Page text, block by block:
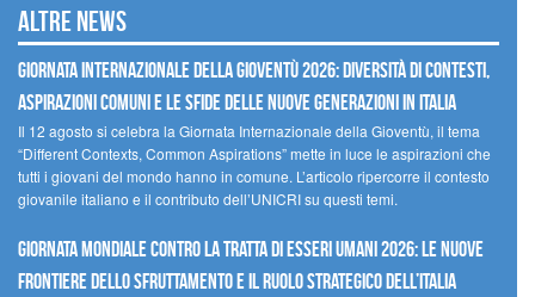
Altre news
GIORNATA INTERNAZIONALE DELLA GIOVENTÙ 2026: DIVERSITÀ DI CONTESTI,
ASPIRAZIONI COMUNI E LE SFIDE DELLE NUOVE GENERAZIONI IN ITALIA
Il 12 agosto si celebra la Giornata Internazionale della Gioventù, il tema
“Different Contexts, Common Aspirations” mette in luce le aspirazioni che
tutti i giovani del mondo hanno in comune. L’articolo ripercorre il contesto
giovanile italiano e il contributo dell’UNICRI su questi temi.
GIORNATA MONDIALE CONTRO LA TRATTA DI ESSERI UMANI 2026: LE NUOVE
FRONTIERE DELLO SFRUTTAMENTO E IL RUOLO STRATEGICO DELL’ITALIA